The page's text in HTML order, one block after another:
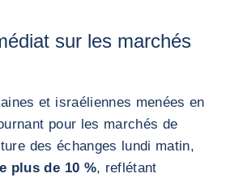
sur les marchés
et israéliennes menées en
pour les marchés de
des échanges lundi matin,
plus de 10 %, reflétant